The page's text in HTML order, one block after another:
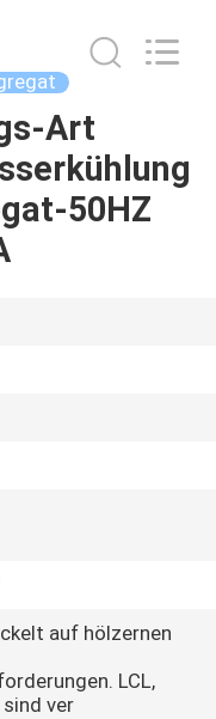
Art
50HZ
auf hölzernen
LCL,
sind ver